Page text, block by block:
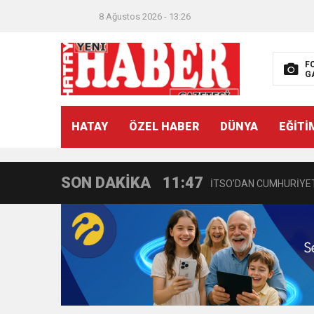
8 Ağustos 2026 - 13:26
HATAY ÖZEL HABER DÜNYA
SON DAKİKA
21:40
11:47 İTSO’DAN
18:55 İNCE’NİN CHP’DE
11:57 IŞIL Eczanesi Görkemli
21:40